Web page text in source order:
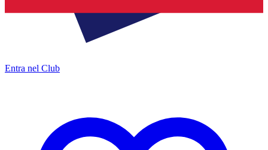
Entra nel Club